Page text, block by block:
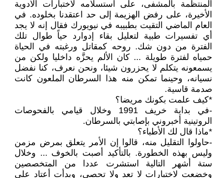
المنتظمة بالمشفى، على استسلامه لاختبارات الأدوية
الأخيرة، على رفض الهزيمة إلى حد اعتقدنا بخلوده. في
العام الماضي التقيت بطبيبه في نيويورك فقال إنه لا يجد
أي تفسيرات طبية لتعليل بقاء إدوارد حياً طوال تلك
الفترة من دون شك. روحه كمقاتل ورغبته في الحياة
حمياه لفترة طويلة ... كان الألم يحزَّه داخليا ولكن من
يسمعونه يتكلم لا يحزرون شيئا، ونحن نعرف، كنا نفضل
نسيانه، وحينما تمكن منه هذا السرطان الملعون كانت
صدمة قاسية.
*كيف علمت بكونك مريضا؟
-في بداية خريف 1991 وخلال قيامي بالفحوصات
الروتينية أخبروني بإصابتي بالسرطان.
*ماذا قال لك الأطباء؟
-حاولوا التقليل منه، قالوا إن الأمر يتعلق بمرض مزمن
وليس بهذه الخطورة. بالتأكيد أصبت بالخوف ... وخلال
ستة أشهر التالية استشرت عددا من المتخصصين
وخضعت لاختبارات لا تعد ولا تحصى، وبدأت أعتاد على